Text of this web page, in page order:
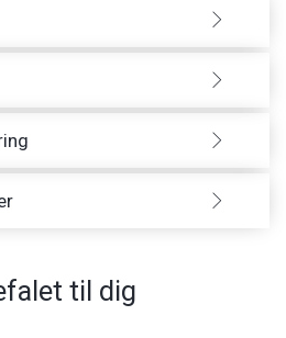
til dig